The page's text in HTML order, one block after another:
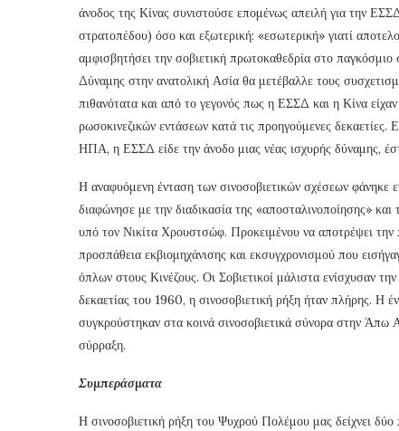
άνοδος της Κίνας συνιστούσε επομένως απειλή για την
στρατοπέδου) όσο και εξωτερική: «εσωτερική» γιατί
αμφισβητήσει την σοβιετική πρωτοκαθεδρία στο
Δύναμης στην ανατολική Ασία θα μετέβαλλε τους
πιθανότατα και από το γεγονός πως η ΕΣΣΔ και η Κίνα
ρωσοκινεζικών εντάσεων κατά τις προηγούμενες δεκαετίες.
ΗΠΑ, η ΕΣΣΔ είδε την άνοδο μιας νέας ισχυρής δύναμης,
Η αναφυόμενη ένταση των σινοσοβιετικών σχέσεων φάνηκε
διαφώνησε με την διαδικασία της «αποσταλινοποίησης»
υπό τον Νικίτα Χρουστσώφ. Προκειμένου να αποτρέψει
προσπάθεια εκβιομηχάνισης και εκσυγχρονισμού που
όπλων στους Κινέζους. Οι Σοβιετικοί μάλιστα ενίσχυσαν
δεκαετίας του 1960, η σινοσοβιετική ρήξη ήταν πλήρης. Η
συγκρούστηκαν στα κοινά σινοσοβιετικά σύνορα στην
σύρραξη.
Συμπεράσματα
Η σινοσοβιετική ρήξη του Ψυχρού Πολέμου μας δείχνει δύο